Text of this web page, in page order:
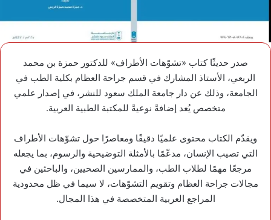
صدر حديثًا كتاب «تشوّهات الأطراف» للدكتور حمزة بن محمد
الربعي، الأستاذ المشارك في قسم جراحة العظام بكلية الطب في
الجامعة، وذلك عن دار جامعة الملك سعود للنشر، في إصدار علمي
متخصص يُعد إضافةً نوعيةً للمكتبة الطبية العربية.
ويقدّم الكتاب محتوى علميًا دقيقًا ومعاصرًا حول تشوّهات الأطراف
التي تصيب الإنسان، مدعّمًا بالأمثلة التوضيحية والرسوم، بما يجعله
مرجعًا مهمًا لطلاب الطب، والممارسين الصحيين، والباحثين في
مجالات جراحة العظام وتقويم التشوّهات، لا سيما في ظل محدودية
المراجع العربية المتخصصة في هذا المجال.